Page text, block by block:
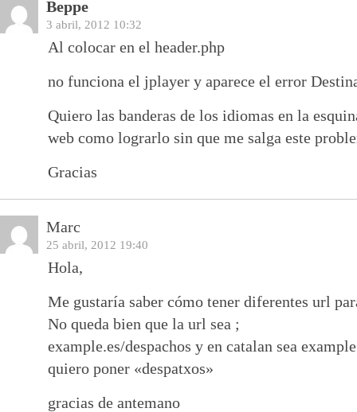
Beppe
3 abril, 2012 10:32
Al colocar en el header.php
no funciona el jplayer y aparece el error
Quiero las banderas de los idiomas en la
web como lograrlo sin que me salga este
Gracias
Marc
25 abril, 2012 19:40
Hola,
Me gustaría saber cómo tener diferentes url
No queda bien que la url sea ;
example.es/despachos y en catalan sea
quiero poner «despatxos»
gracias de antemano